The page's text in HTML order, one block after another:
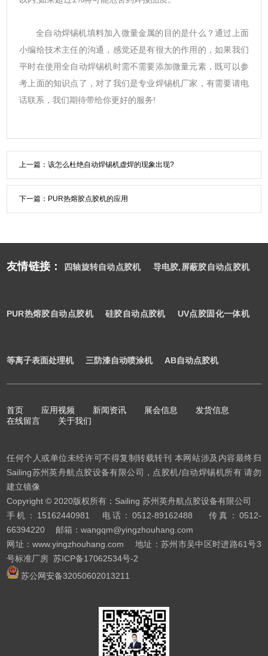
全自动焊锡机填料加入微量金属的目的是什么？通过上面
小编给技术主任的沟通，感觉还是有很大的作用的，如果我们
平时在使用全自动焊锡机时需不需要添加微量元素，既可以参
考上面的知识点了，对了我们是专业焊锡机厂家，有需要请电
话联系，我们期待带给你更好的服务!
上一篇：该怎么杜绝自动焊锡机虚焊的现象出现?
下一篇： PUR热熔胶点胶机的应用
友情链接： 四轴旋转自动点胶机 导电胶,屏蔽胶自动点胶机
PUR热熔胶自动点胶机 硅胶自动点胶机 UV点胶固化一体机
等离子表面处理机 三防漆自动喷涂机 AB自动点胶机
首页 应用视频 新闻资讯 展会信息
发货信息
在线留言
关于我们
任何个人或单位未经许可不得复制转载转刊 本网站涉及内容最终归
Sailing苏州英舟航点胶设备有限公司，点胶机/自动焊锡机所有 请勿
建立镜像
Copyright © 2020版权所有：Sailing 苏州英舟航点胶设备有限公司
手机：15162440981 电话：0512-89162488 传真：0512-
66394220 邮箱：wangqm@yingzhouhang.com
网址：www.yingzhouhang.com 地址：苏州市吴中区时进路61号3
号标准厂房苏ICP备17062534号-2
苏公网安备32050602013211